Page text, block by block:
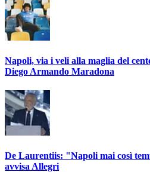
Napoli, via i veli alla maglia del
Diego Armando Maradona
De Laurentiis: "Napoli mai così
avvisa Allegri